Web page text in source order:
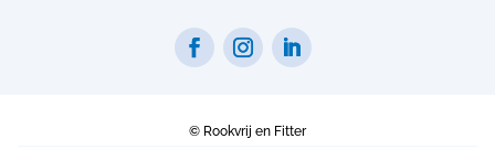
© Rookvrij en Fitter